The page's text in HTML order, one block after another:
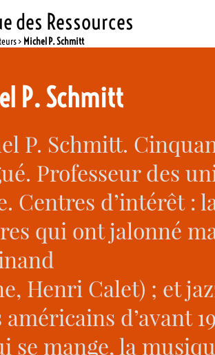
des Ressources
> Michel P. Schmitt
P. Schmitt
P. Schmitt.
Professeur des
Centres d’intérêt :
qui ont jalonné
Henri Calet) ; et
d’avant
se mange, la